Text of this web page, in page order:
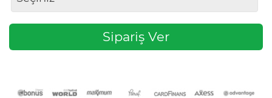
Sipariş Ver